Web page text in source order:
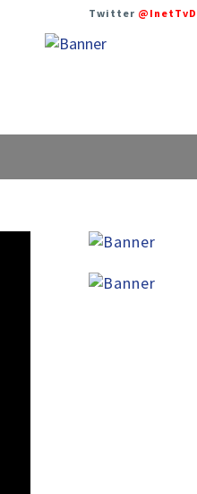
Twitter